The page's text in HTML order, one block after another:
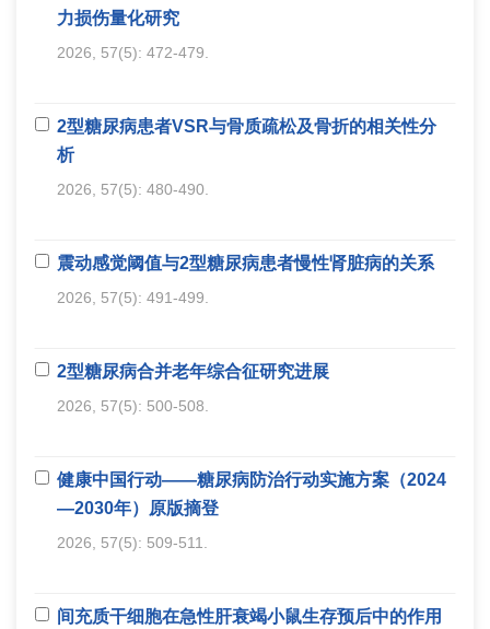
力损伤量化研究
2026, 57(5): 472-479.
2型糖尿病患者VSR与骨质疏松及骨折的相关性分
析
2026, 57(5): 480-490.
震动感觉阈值与2型糖尿病患者慢性肾脏病的关系
2026, 57(5): 491-499.
2型糖尿病合并老年综合征研究进展
2026, 57(5): 500-508.
健康中国行动——糖尿病防治行动实施方案（2024
—2030年）原版摘登
2026, 57(5): 509-511.
间充质干细胞在急性肝衰竭小鼠生存预后中的作用